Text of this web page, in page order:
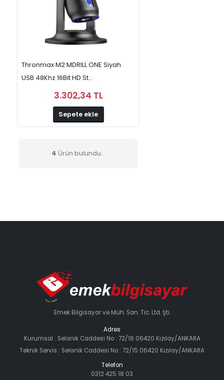
Thronmax M2 MDRILL ONE Siyah
USB 48Khz 16Bit HD St...
3.302,34 TL
Sepete ekle
4 Ürün bulundu...
Emek Bilgisayar ve Müh. San. Tic. Ltd. Şti.
Adres
Kurumsal : Selanik Caddesi No : 72/16 06420 Kızılay/ANKARA
Teknik Servis : Selanik Caddesi No : 72/15 06420 Kızılay/ANKARA
Telefon
0312 425 18 03